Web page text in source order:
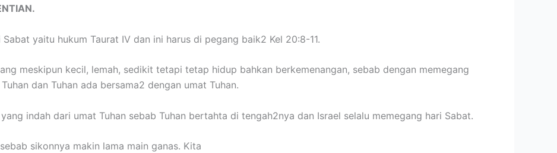
yaitu hukum Taurat IV dan ini harus di pegang baik2 Kel 20:8-11.
meskipun kecil, lemah, sedikit tetapi tetap hidup bahkan berkemenangan, sebab dengan memegang
dan Tuhan ada bersama2 dengan umat Tuhan.
indah dari umat Tuhan sebab Tuhan bertahta di tengah2nya dan Israel selalu memegang hari Sabat.
sikonnya makin lama main ganas. Kita